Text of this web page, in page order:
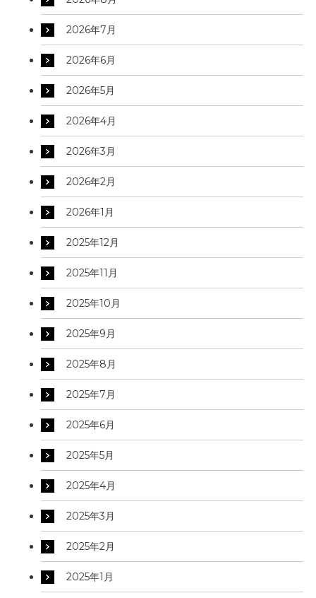
2026年7月
2026年6月
2026年5月
2026年4月
2026年3月
2026年2月
2026年1月
2025年12月
2025年11月
2025年10月
2025年9月
2025年8月
2025年7月
2025年6月
2025年5月
2025年4月
2025年3月
2025年2月
2025年1月